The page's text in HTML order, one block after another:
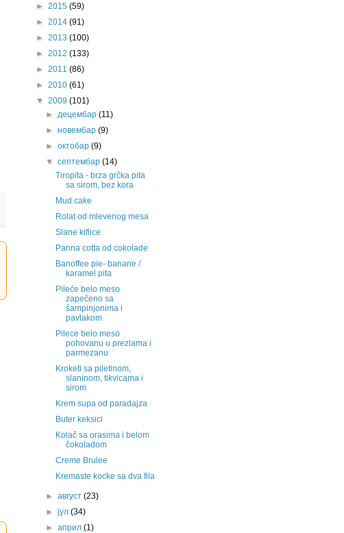
► 2015 (59)
► 2014 (91)
► 2013 (100)
► 2012 (133)
► 2011 (86)
► 2010 (61)
▼ 2009 (101)
► децембар (11)
► новембар (9)
► октобар (9)
▼ септембар (14)
Tiropita - brza grčka pita
sa sirom, bez kora
Mud cake
Rolat od mlevenog mesa
Slane kiflice
Panna cotta od cokolade
Banoffee pie- banane /
karamel pita
Pileće belo meso
zapečeno sa
šampinjonima i
pavlakom
Pilece belo meso
pohovanu u prezlama i
parmezanu
Kroketi sa piletinom,
slaninom, tikvicama i
sirom
Krem supa od paradajza
Buter keksici
Kolač sa orasima i belom
čokoladom
Creme Brulee
Kremaste kocke sa dva fila
► август (23)
► јул (34)
► април (1)